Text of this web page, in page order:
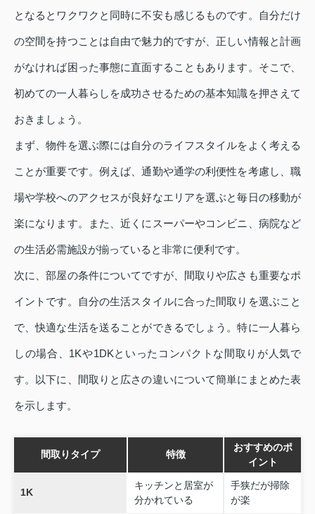
となるとワクワクと同時に不安も感じるものです。自分だけ
の空間を持つことは自由で魅力的ですが、正しい情報と計画
がなければ困った事態に直面することもあります。そこで、
初めての一人暮らしを成功させるための基本知識を押さえて
おきましょう。
まず、物件を選ぶ際には自分のライフスタイルをよく考える
ことが重要です。例えば、通勤や通学の利便性を考慮し、職
場や学校へのアクセスが良好なエリアを選ぶと毎日の移動が
楽になります。また、近くにスーパーやコンビニ、病院など
の生活必需施設が揃っていると非常に便利です。
次に、部屋の条件についてですが、間取りや広さも重要なポ
イントです。自分の生活スタイルに合った間取りを選ぶこと
で、快適な生活を送ることができるでしょう。特に一人暮ら
しの場合、1Kや1DKといったコンパクトな間取りが人気で
す。以下に、間取りと広さの違いについて簡単にまとめた表
を示します。
間取りタイプ 特徴
おすすめのポ
イント
1K
キッチンと居室が
分かれている
手狭だが掃除
が楽